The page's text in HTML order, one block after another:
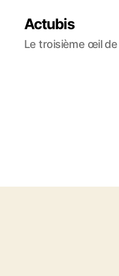
Actubis
Le troisième œil